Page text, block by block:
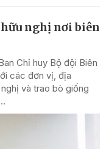
nghị nơi biên
Chỉ huy Bộ đội Biên
các đơn vị, địa
và trao bò giống